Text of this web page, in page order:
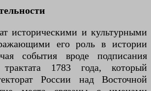
историческими и культурными
его роль в истории
события вроде подписания
трактата 1783 года, который
России над Восточной